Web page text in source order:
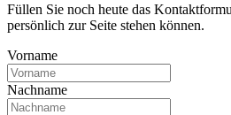
Füllen Sie noch heute das
persönlich zur Seite stehen können.
Vorname
Nachname